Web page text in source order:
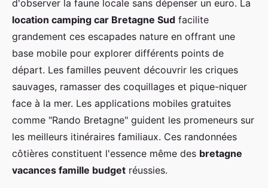
d'observer la faune locale sans dépenser un euro. La
location camping car Bretagne Sud facilite
grandement ces escapades nature en offrant une
base mobile pour explorer différents points de
départ. Les familles peuvent découvrir les criques
sauvages, ramasser des coquillages et pique-niquer
face à la mer. Les applications mobiles gratuites
comme "Rando Bretagne" guident les promeneurs sur
les meilleurs itinéraires familiaux. Ces randonnées
côtières constituent l'essence même des bretagne
vacances famille budget réussies.